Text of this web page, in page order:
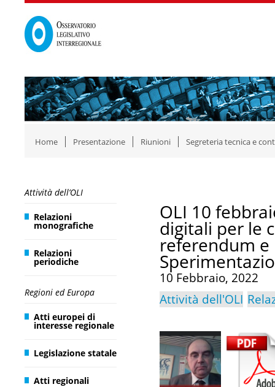
Home Presentazione Riunioni Segreteria tecnica e
Attività dell’OLI
Relazioni
monografiche
Relazioni
periodiche
Regioni ed Europa
Atti europei di
interesse regionale
Legislazione statale
Atti regionali
OLI 10
digitali per le
referendum e
10 Febbraio, 2022
Attività dell'OLI